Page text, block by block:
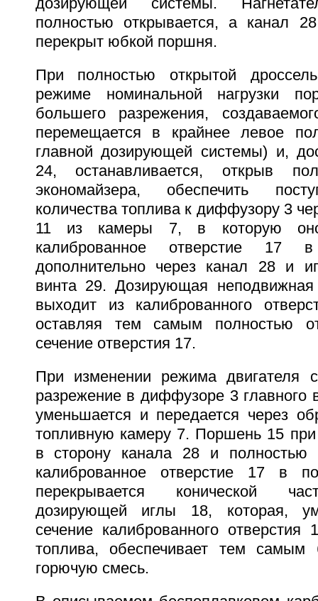
дозирующей системы.
полностью открывается, а канал
перекрыт юбкой поршня.
При полностью открытой
режиме номинальной нагрузки
большего разрежения,
перемещается в крайнее левое
главной дозирующей системы) и,
24, останавливается, открыв
экономайзера, обеспечить
количества топлива к диффузору 3
11 из камеры 7, в которую оно
калиброванное отверстие
дополнительно через канал 28 и
винта 29. Дозирующая
выходит из калиброванного
оставляя тем самым полностью
сечение отверстия 17.
При изменении режима двигателя
разрежение в диффузоре 3 главного
уменьшается и передается через
топливную камеру 7. Поршень 15
в сторону канала 28 и полностью
калиброванное отверстие 17 в
перекрывается конической
дозирующей иглы 18, которая,
сечение калиброванного
топлива, обеспечивает тем самым
горючую смесь.